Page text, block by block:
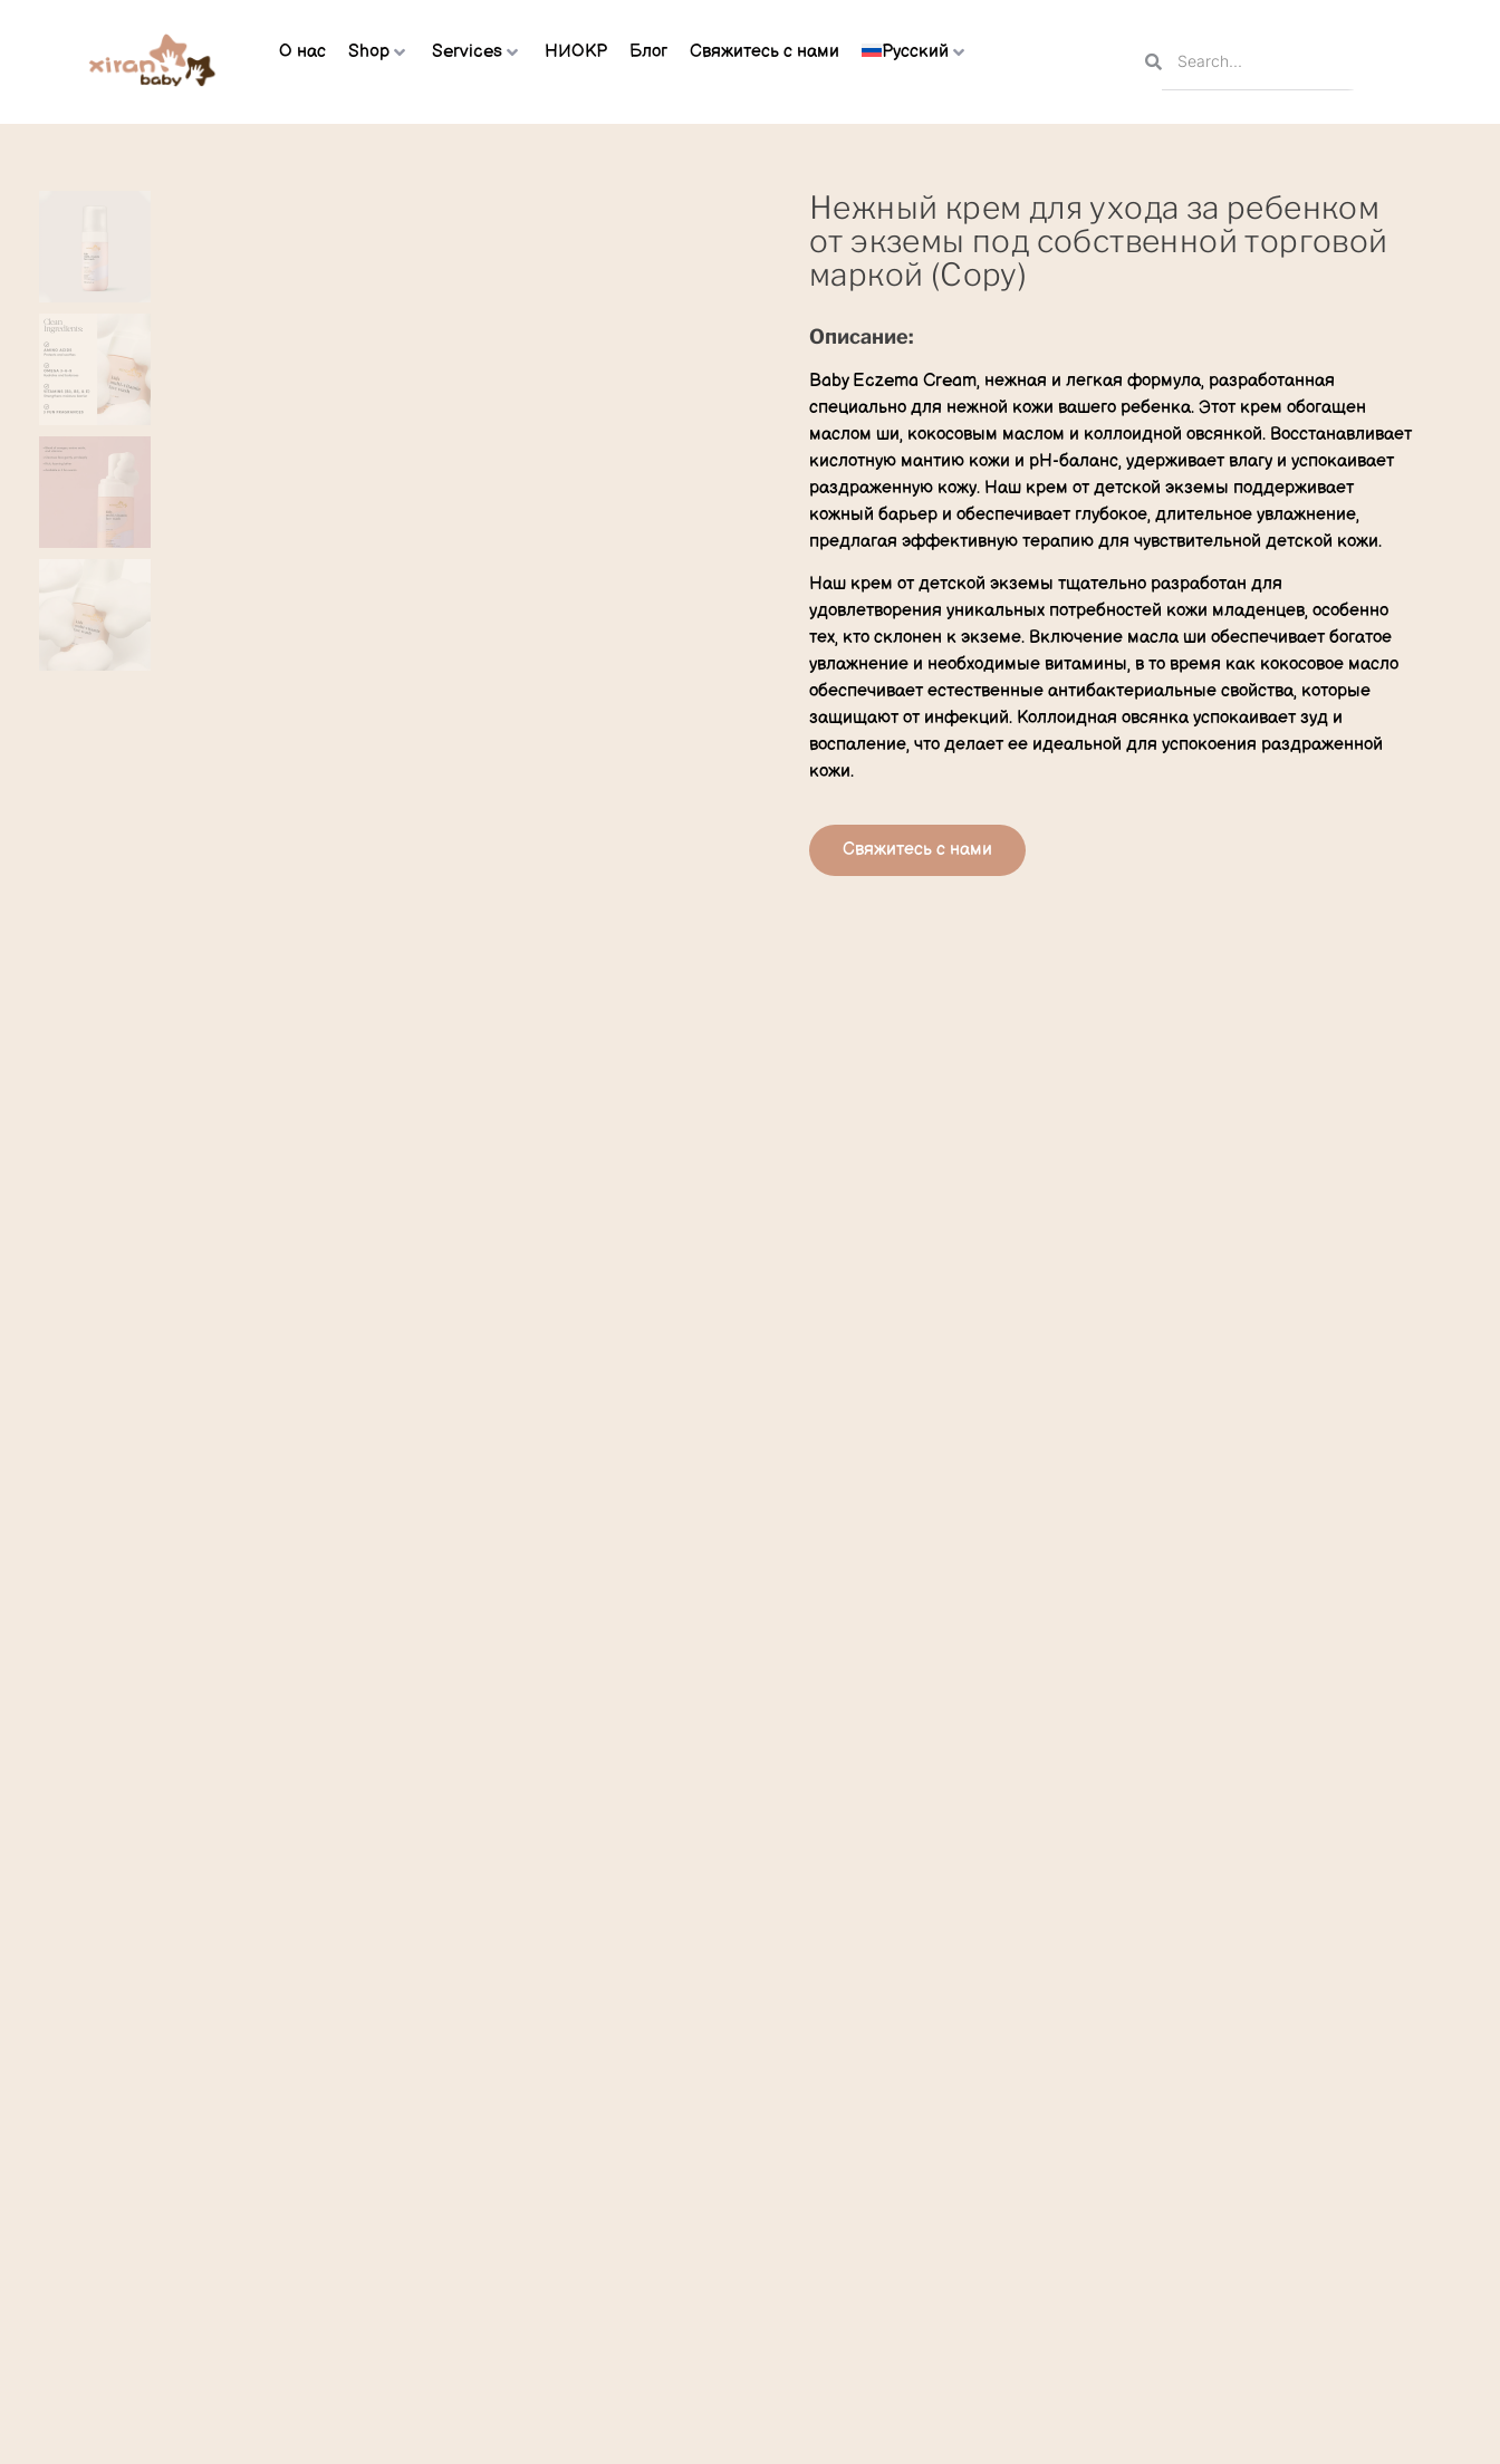
О нас Shop Services НИОКР Блог Свяжитесь с нами Русский
Нежный крем для ухода за ребенком
от экземы под собственной торговой
маркой (Copy)
Описание:
Baby Eczema Cream, нежная и легкая формула, разработанная
специально для нежной кожи вашего ребенка. Этот крем обогащен
маслом ши, кокосовым маслом и коллоидной овсянкой. Восстанавливает
кислотную мантию кожи и рН-баланс, удерживает влагу и успокаивает
раздраженную кожу. Наш крем от детской экземы поддерживает
кожный барьер и обеспечивает глубокое, длительное увлажнение,
предлагая эффективную терапию для чувствительной детской кожи.
Наш крем от детской экземы тщательно разработан для
удовлетворения уникальных потребностей кожи младенцев, особенно
тех, кто склонен к экземе. Включение масла ши обеспечивает богатое
увлажнение и необходимые витамины, в то время как кокосовое масло
обеспечивает естественные антибактериальные свойства, которые
защищают от инфекций. Коллоидная овсянка успокаивает зуд и
воспаление, что делает ее идеальной для успокоения раздраженной
кожи.
Свяжитесь с нами